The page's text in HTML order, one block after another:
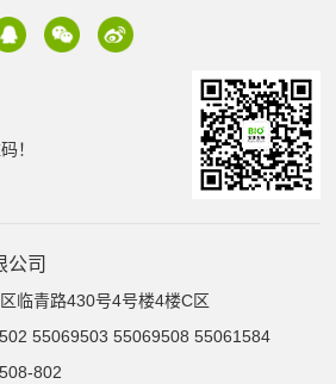
！
公司
区临青路430号4号楼4楼C区
55069503 55069508 55061584
802